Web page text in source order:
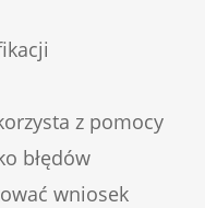
z pomocy
błędów
wniosek